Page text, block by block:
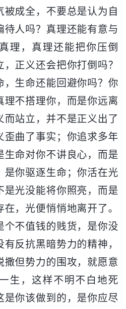
成全，不要总是认为自
待人吗？真理还能有意与
理，真理还能把你压倒
正义还会把你打倒吗？
，生命还能回避你吗？你
理不搭理你，而是你远离
而站立，并不是正义出了
歪曲了事实；你追求多年
生命对你不讲良心，而是
是你驱逐生命；你活在光
是光没能将你照亮，而是
，光便悄悄地离开了。
个不值钱的贱货，是你没
反抗黑暗势力的精神，
撒但势力的围攻，就愿意
生，这样不明不白地死
是你该做到的，是你应尽